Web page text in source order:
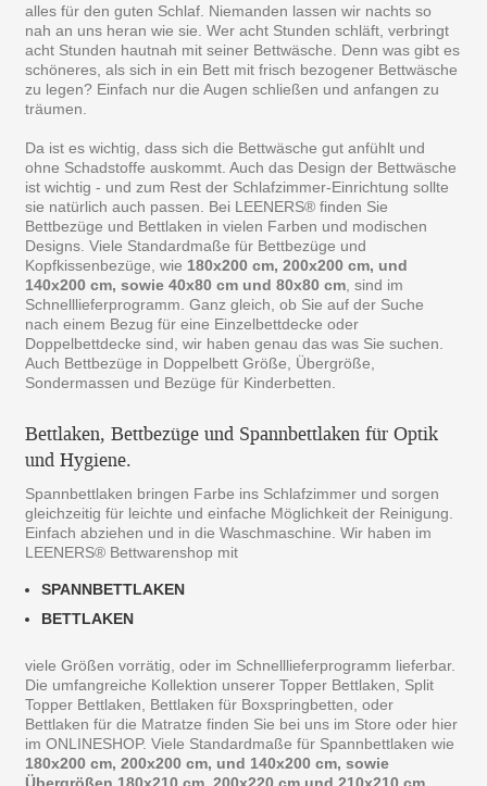
alles für den guten Schlaf. Niemanden lassen wir nachts so
nah an uns heran wie sie. Wer acht Stunden schläft, verbringt
acht Stunden hautnah mit seiner Bettwäsche. Denn was gibt es
schöneres, als sich in ein Bett mit frisch bezogener Bettwäsche
zu legen? Einfach nur die Augen schließen und anfangen zu
träumen.
Da ist es wichtig, dass sich die Bettwäsche gut anfühlt und
ohne Schadstoffe auskommt. Auch das Design der Bettwäsche
ist wichtig - und zum Rest der Schlafzimmer-Einrichtung sollte
sie natürlich auch passen. Bei LEENERS® finden Sie
Bettbezüge und Bettlaken in vielen Farben und modischen
Designs. Viele Standardmaße für Bettbezüge und
Kopfkissenbezüge, wie 180x200 cm, 200x200 cm, und
140x200 cm, sowie 40x80 cm und 80x80 cm , sind im
Schnelllieferprogramm. Ganz gleich, ob Sie auf der Suche
nach einem Bezug für eine Einzelbettdecke oder
Doppelbettdecke sind, wir haben genau das was Sie suchen.
Auch Bettbezüge in Doppelbett Größe, Übergröße,
Sondermassen und Bezüge für Kinderbetten.
Bettlaken, Bettbezüge und Spannbettlaken für Optik
und Hygiene.
Spannbettlaken bringen Farbe ins Schlafzimmer und sorgen
gleichzeitig für leichte und einfache Möglichkeit der Reinigung.
Einfach abziehen und in die Waschmaschine. Wir haben im
LEENERS® Bettwarenshop mit
SPANNBETTLAKEN
BETTLAKEN
viele Größen vorrätig, oder im Schnelllieferprogramm lieferbar.
Die umfangreiche Kollektion unserer Topper Bettlaken, Split
Topper Bettlaken, Bettlaken für Boxspringbetten, oder
Bettlaken für die Matratze finden Sie bei uns im Store oder hier
im ONLINESHOP. Viele Standardmaße für Spannbettlaken wie
180x200 cm, 200x200 cm, und 140x200 cm, sowie
Übergrößen 180x210 cm, 200x220 cm und 210x210 cm